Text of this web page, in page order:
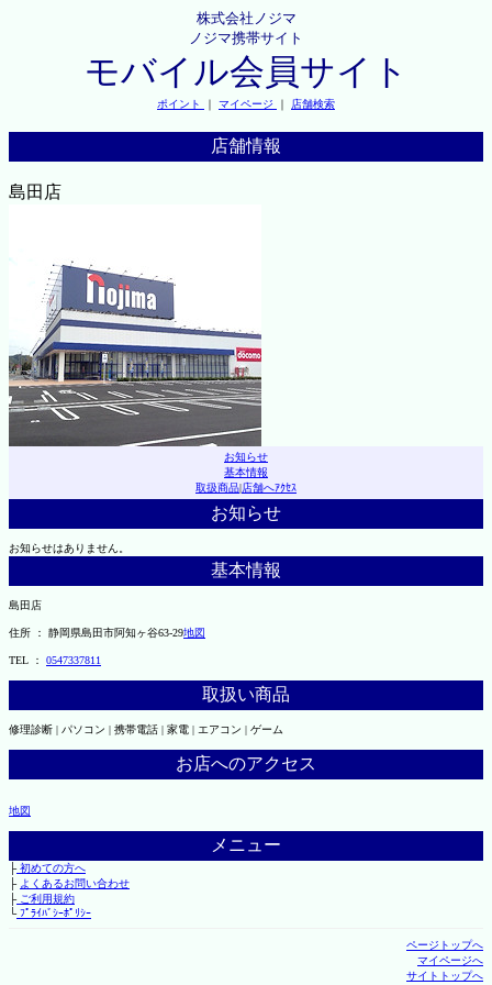
株式会社ノジマ
ノジマ携帯サイト
モバイル会員サイト
ポイント ｜ マイページ ｜ 店舗検索
店舗情報
島田店
お知らせ
基本情報
取扱商品|店舗へｱｸｾｽ
お知らせ
お知らせはありません。
基本情報
島田店
住所 ： 静岡県島田市阿知ヶ谷63-29地図
TEL ： 0547337811
取扱い商品
修理診断 | パソコン | 携帯電話 | 家電 | エアコン | ゲーム
お店へのアクセス
地図
メニュー
├初めての方へ
├ よくあるお問い合わせ
├ご利用規約
└ﾌﾟﾗｲﾊﾞｼｰﾎﾟﾘｼｰ
ページトップへ
マイページへ
サイトトップへ